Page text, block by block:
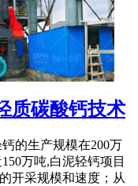
质碳酸钙技术
的生产规模在200万
万吨,白泥轻钙项目
开采规模和速度；从